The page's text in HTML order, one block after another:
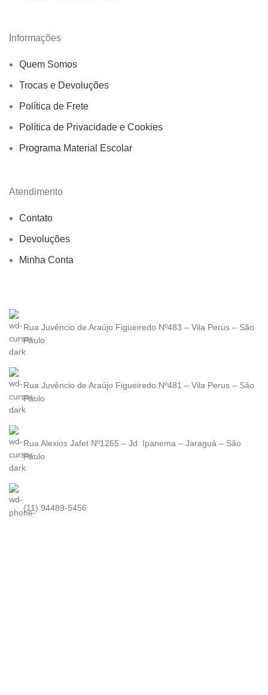
Informações
Quem Somos
Trocas e Devoluções
Política de Frete
Política de Privacidade e Cookies
Programa Material Escolar
Atendimento
Contato
Devoluções
Minha Conta
Rua Juvêncio de Araújo Figueiredo Nº483 – Vila Perus – São
Paulo
Rua Juvêncio de Araújo Figueiredo Nº481 – Vila Perus – São
Paulo
Rua Alexios Jafet Nº1265 – Jd. Ipanema – Jaraguá – São
Paulo
(11) 94489-5456